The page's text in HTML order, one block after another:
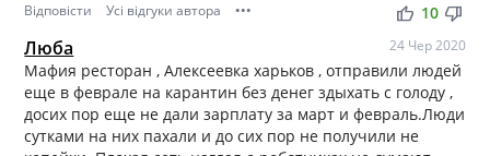
Відповісти Усі відгуки автора ••• thumb_up thumb_down
10
Люба 24 Чер 2020
Мафия ресторан , Алексеевка харьков , отправили людей
еще в феврале на карантин без денег здыхать с голоду ,
досих пор еще не дали зарплату за март и февраль.Люди
сутками на них пахали и до сих пор не получили не